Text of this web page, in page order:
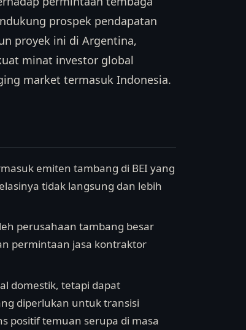
prospek pendapatan
proyek ini di Argentina,
minat investor global
market termasuk Indonesia.
emiten tambang di BEI yang
tidak langsung dan lebih
perusahaan tambang besar
permintaan jasa kontraktor
domestik, tetapi dapat
diperlukan untuk transisi
positif temuan serupa di masa